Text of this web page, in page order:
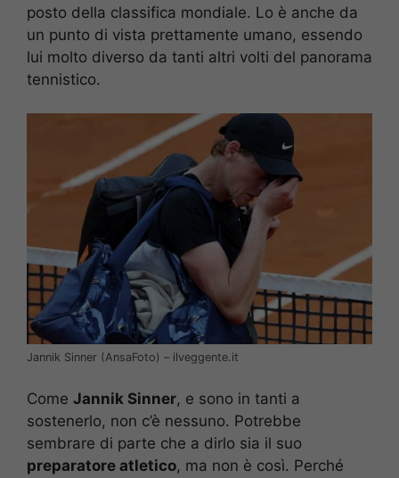
posto della classifica mondiale. Lo è anche da
un punto di vista prettamente umano, essendo
lui molto diverso da tanti altri volti del panorama
tennistico.
Jannik Sinner (AnsaFoto) – ilveggente.it
Come Jannik Sinner, e sono in tanti a
sostenerlo, non c’è nessuno. Potrebbe
sembrare di parte che a dirlo sia il suo
preparatore atletico, ma non è così. Perché